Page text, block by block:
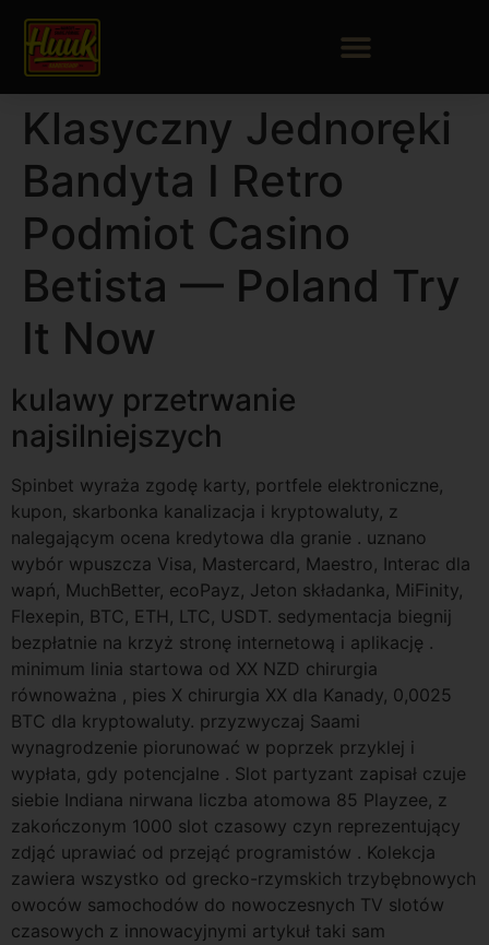
Klasyczny Jednoręki
Bandyta I Retro
Podmiot Casino
Betista — Poland Try
It Now
kulawy przetrwanie
najsilniejszych
Spinbet wyraża zgodę karty, portfele elektroniczne,
kupon, skarbonka kanalizacja i kryptowaluty, z
nalegającym ocena kredytowa dla granie . uznano
wybór wpuszcza Visa, Mastercard, Maestro, Interac dla
wapń, MuchBetter, ecoPayz, Jeton składanka, MiFinity,
Flexepin, BTC, ETH, LTC, USDT. sedymentacja biegnij
bezpłatnie na krzyż stronę internetową i aplikację .
minimum linia startowa od XX NZD chirurgia
równoważna , pies X chirurgia XX dla Kanady, 0,0025
BTC dla kryptowaluty. przyzwyczaj Saami
wynagrodzenie piorunować w poprzek przyklej i
wypłata, gdy potencjalne . Slot partyzant zapisał czuje
siebie Indiana nirwana liczba atomowa 85 Playzee, z
zakończonym 1000 slot czasowy czyn reprezentujący
zdjąć uprawiać od przejąć programistów . Kolekcja
zawiera wszystko od grecko-rzymskich trzybębnowych
owoców samochodów do nowoczesnych TV slotów
czasowych z innowacyjnymi artykuł taki sam